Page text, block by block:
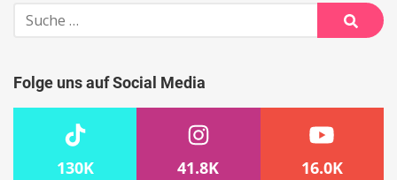
Suche
nach:
Suche
Folge uns auf Social Media
130K 41.8K 16.0K